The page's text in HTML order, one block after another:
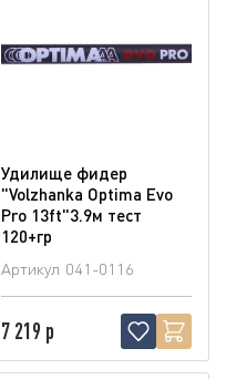
Удилище фидер
"Volzhanka Optima Evo
Pro 13ft"3.9м тест
120+гр
Артикул 041-0116
7 219 р